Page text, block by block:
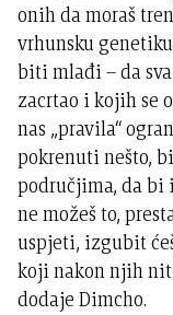
onih da moraš
vrhunsku
biti mlađi – da
zacrtao i kojih se
nas „pravila“
pokrenuti nešto,
područjima, da
ne možeš to,
uspjeti, izgubit
koji nakon njih
dodaje Dimcho.